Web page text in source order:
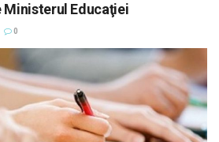
Educaţiei
0